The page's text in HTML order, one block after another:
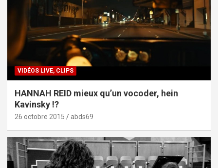
VIDÉOS LIVE, CLIPS
HANNAH REID mieux qu’un vocoder, hein
Kavinsky !?
26 octobre 2015 abds69